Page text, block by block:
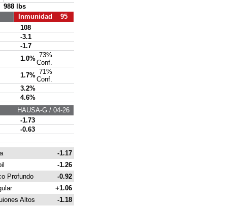
988 lbs
Inmunidad 95
108
-3.1
-1.7
1.0% 73%
Conf.
1.7% 71%
Conf.
3.2%
4.6%
HAUSA-G / 04-26
-1.73
-0.63
-1.17
-1.26
Profundo
-0.92
+1.06
Altos -1.18